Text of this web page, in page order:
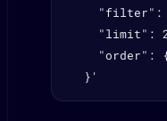
"filter":
"limit":
"order":
  }'